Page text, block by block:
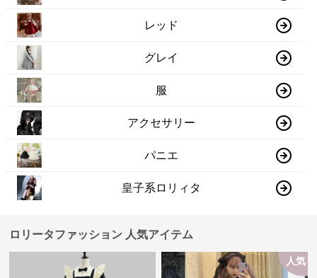
レッド
グレイ
服
アクセサリー
パニエ
皇子系ロリィタ
ロリータファッション 人気アイテム
人気